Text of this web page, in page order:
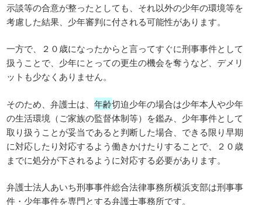
示談等の合意が整ったとしても、それ以外の少年の環境等を
考慮した結果、少年審判に付される可能性があります。
一方で、２０歳になったからと言ってすぐに刑事事件として
扱うことで、少年にとっての更生の機会を奪うなど、デメリ
ットも少なくありません。
そのため、弁護士は、年齢切迫少年の場合は少年本人や少年
の生活環境（ご家族の監督体制等）を鑑み、少年事件として
取り扱うことが妥当であると判断した場合、できる限り早期
に対応したり対応するよう働きかけたりすることで、２０歳
までに処分が下されるように対応する必要があります。
弁護士法人あいち刑事事件総合法律事務所横浜支部は刑事事
件・少年事件を専門とする弁護士事務所です。